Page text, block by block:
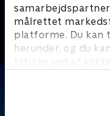
målrettet
platforme. Du kan
herunder, og du
tilbage ved at
Rasmus Klump
Børneserier • 3 sæsoner